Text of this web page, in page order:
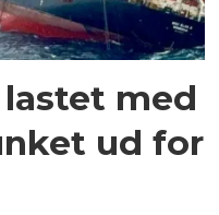
med
ud for